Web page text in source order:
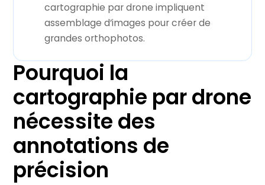
cartographie par drone impliquent
assemblage d’images pour créer de
grandes orthophotos.
Pourquoi la
cartographie par drone
nécessite des
annotations de
précision